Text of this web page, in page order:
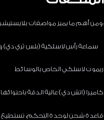
:ومن أهم ما يميز مواصفات بلايستيشن 5 ملحقاته الرائعه التي تضيف الكثير لتجربة
سماعة رأس لاسلكية (بلس ثري دي)
ريموت لاسلكي الخاص بالوسائط
كاميرا (اتش دي) عالية الدقة باحتوائها
قاعدة شحن لوحدة التحكم، تستطيع